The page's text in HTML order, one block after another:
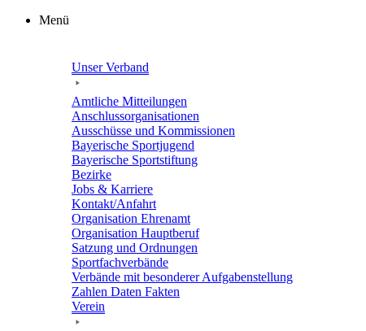
Zum
Menü
Unser Verband
Amtli­che Mitteilungen
Anschluss­or­ga­ni­sa­tio­nen
Ausschüsse und Kommissionen
Baye­ri­sche Sportjugend
Baye­ri­sche Sportstiftung
Bezirke
Jobs & Karriere
Kontakt/​​Anfahrt
Orga­ni­sa­tion Ehrenamt
Orga­ni­sa­tion Hauptberuf
Satzung und Ordnungen
Sport­fach­ver­bände
Verbände mit beson­de­rer Aufgabenstellung
Zahlen Daten Fakten
Verein